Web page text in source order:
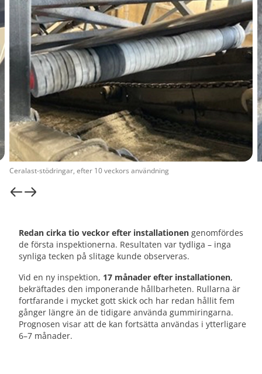
Redan cirka tio veckor efter installationen genomfördes
de första inspektionerna. Resultaten var tydliga – inga
synliga tecken på slitage kunde observeras.
Vid en ny inspektion, 17 månader efter installationen,
bekräftades den imponerande hållbarheten. Rullarna är
fortfarande i mycket gott skick och har redan hållit fem
gånger längre än de tidigare använda gummiringarna.
Prognosen visar att de kan fortsätta användas i ytterligare
6–7 månader.
Ceralast-stödringar, efter 10 veckors användning